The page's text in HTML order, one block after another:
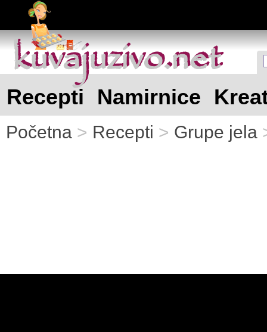
kuvajuzivo.net
kuvajuzivo.net
Recepti Namirnice
Početna > Recepti > Grupe jela